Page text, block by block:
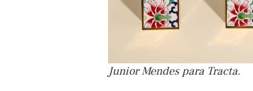
Junior Mendes para Tracta.